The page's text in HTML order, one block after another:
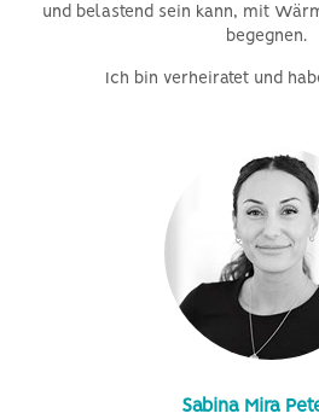
und belastend sein kann, mit
begegnen.
Ich bin verheiratet und
Sabina Mira